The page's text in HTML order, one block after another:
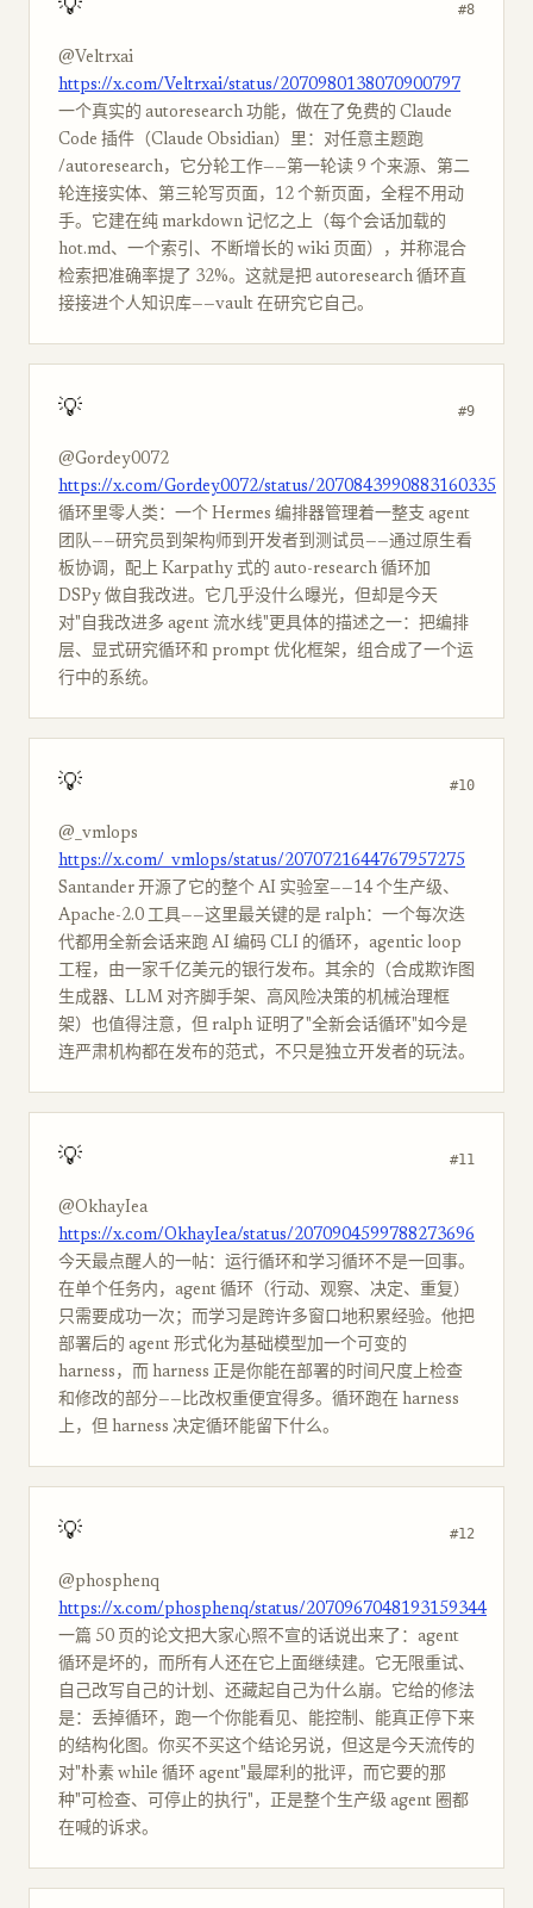
💡 #8
@Veltrxai
https://x.com/Veltrxai/status/2070980138070900797
一个真实的 autoresearch 功能，做在了免费的 Claude
Code 插件（Claude Obsidian）里：对任意主题跑
/autoresearch，它分轮工作——第一轮读 9 个来源、第二
轮连接实体、第三轮写页面，12 个新页面，全程不用动
手。它建在纯 markdown 记忆之上（每个会话加载的
hot.md、一个索引、不断增长的 wiki 页面），并称混合
检索把准确率提了 32%。这就是把 autoresearch 循环直
接接进个人知识库——vault 在研究它自己。
💡 #9
@Gordey0072
https://x.com/Gordey0072/status/2070843990883160335
循环里零人类：一个 Hermes 编排器管理着一整支 agent
团队——研究员到架构师到开发者到测试员——通过原生看
板协调，配上 Karpathy 式的 auto-research 循环加
DSPy 做自我改进。它几乎没什么曝光，但却是今天
对"自我改进多 agent 流水线"更具体的描述之一：把编排
层、显式研究循环和 prompt 优化框架，组合成了一个运
行中的系统。
💡 #10
@_vmlops
https://x.com/_vmlops/status/2070721644767957275
Santander 开源了它的整个 AI 实验室——14 个生产级、
Apache-2.0 工具——这里最关键的是 ralph：一个每次迭
代都用全新会话来跑 AI 编码 CLI 的循环，agentic loop
工程，由一家千亿美元的银行发布。其余的（合成欺诈图
生成器、LLM 对齐脚手架、高风险决策的机械治理框
架）也值得注意，但 ralph 证明了"全新会话循环"如今是
连严肃机构都在发布的范式，不只是独立开发者的玩法。
💡 #11
@OkhayIea
https://x.com/OkhayIea/status/2070904599788273696
今天最点醒人的一帖：运行循环和学习循环不是一回事。
在单个任务内，agent 循环（行动、观察、决定、重复）
只需要成功一次；而学习是跨许多窗口地积累经验。他把
部署后的 agent 形式化为基础模型加一个可变的
harness，而 harness 正是你能在部署的时间尺度上检查
和修改的部分——比改权重便宜得多。循环跑在 harness
上，但 harness 决定循环能留下什么。
💡 #12
@phosphenq
https://x.com/phosphenq/status/2070967048193159344
一篇 50 页的论文把大家心照不宣的话说出来了：agent
循环是坏的，而所有人还在它上面继续建。它无限重试、
自己改写自己的计划、还藏起自己为什么崩。它给的修法
是：丢掉循环，跑一个你能看见、能控制、能真正停下来
的结构化图。你买不买这个结论另说，但这是今天流传的
对"朴素 while 循环 agent"最犀利的批评，而它要的那
种"可检查、可停止的执行"，正是整个生产级 agent 圈都
在喊的诉求。